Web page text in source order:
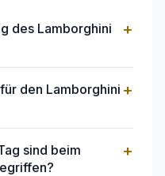
des Lamborghini
+
den Lamborghini +
sind beim
+